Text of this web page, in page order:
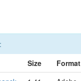
Size
Format